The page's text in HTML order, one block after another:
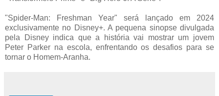
"Spider-Man: Freshman Year" será lançado em 2024
exclusivamente no Disney+. A pequena sinopse divulgada
pela Disney indica que a história vai mostrar um jovem
Peter Parker na escola, enfrentando os desafios para se
tornar o Homem-Aranha.